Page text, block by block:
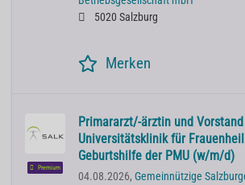
5020 Salzburg
Merken
Premium
Primararzt/-ärztin und
Universitätsklinik für
Geburtshilfe der PMU (w/m/d)
04.08.2026, Gemeinnützige